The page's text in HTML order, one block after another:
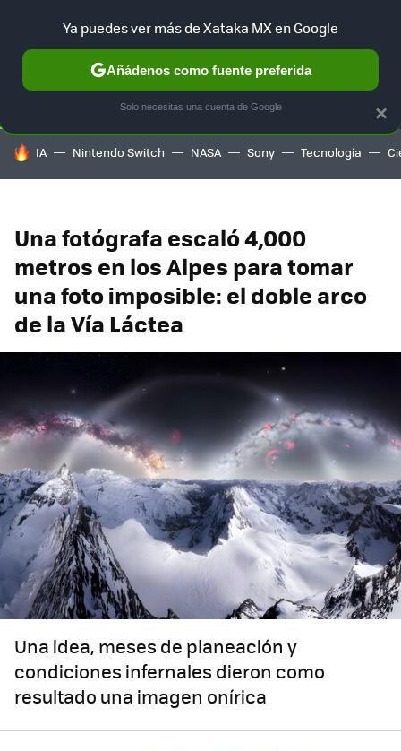
SELECCIÓN GAMING HOME AUTO TERRITORIO
HOY SE HABLA DE
IA Nintendo Switch NASA Sony Tecnología
Una fotógrafa escaló 4,000
metros en los Alpes para tomar
una foto imposible: el doble arco
de la Vía Láctea
Una idea, meses de planeación y
condiciones infernales dieron como
resultado una imagen onírica
×
Ya puedes ver más de Xataka MX en Google
Añádenos como fuente preferida
Solo necesitas una cuenta de Google